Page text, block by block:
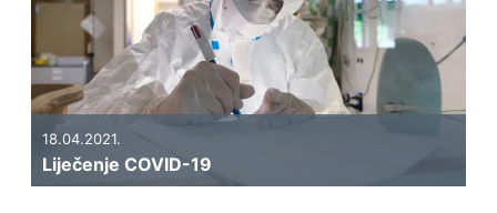
18.04.2021.
Liječenje COVID-19